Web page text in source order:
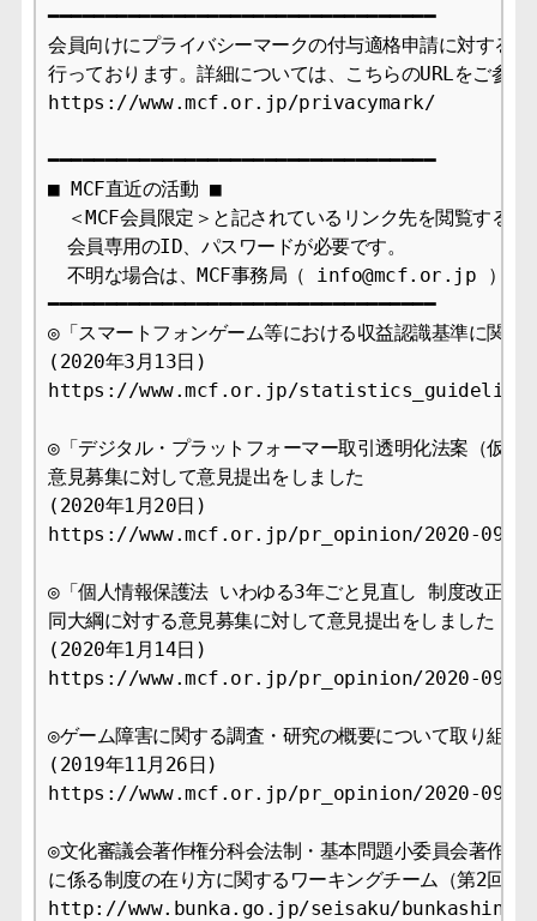
━━━━━━━━━━━━━━━━━━━━━━━━━━━━━━━━━━
会員向けにプライバシーマークの付与適格申請に対する審
行っております。詳細については、こちらのURLをご参照
https://www.mcf.or.jp/privacymark/
━━━━━━━━━━━━━━━━━━━━━━━━━━━━━━━━━━
■ MCF直近の活動 ■
＜MCF会員限定＞と記されているリンク先を閲覧するに
会員専用のID、パスワードが必要です。
不明な場合は、MCF事務局（ info@mcf.or.jp ）まで
━━━━━━━━━━━━━━━━━━━━━━━━━━━━━━━━━━
◎「スマートフォンゲーム等における収益認識基準に関す
(2020年3月13日)
https://www.mcf.or.jp/statistics_guideline
◎「デジタル・プラットフォーマー取引透明化法案（仮称
意見募集に対して意見提出をしました
(2020年1月20日)
https://www.mcf.or.jp/pr_opinion/2020-09
◎「個人情報保護法 いわゆる3年ごと見直し 制度改正大
同大綱に対する意見募集に対して意見提出をしました
(2020年1月14日)
https://www.mcf.or.jp/pr_opinion/2020-09
◎ゲーム障害に関する調査・研究の概要について取り組み
(2019年11月26日)
https://www.mcf.or.jp/pr_opinion/2020-09
◎文化審議会著作権分科会法制・基本問題小委員会著作物
に係る制度の在り方に関するワーキングチーム（第2回）
http://www.bunka.go.jp/seisaku/